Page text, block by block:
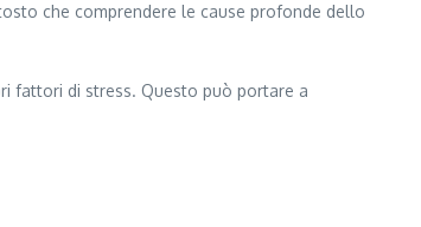
che comprendere le cause profonde dello
fattori di stress. Questo può portare a